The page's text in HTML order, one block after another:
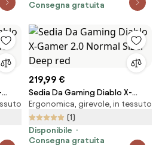
Consegna gratuita
219,99 €
Sedia Da Gaming Diablo X-
Gamer 2.0 Normal Size: Deep
red
Ergonomica, girevole, in tessuto
(1)
Disponibile
Consegna gratuita